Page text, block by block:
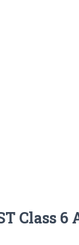
Class 6